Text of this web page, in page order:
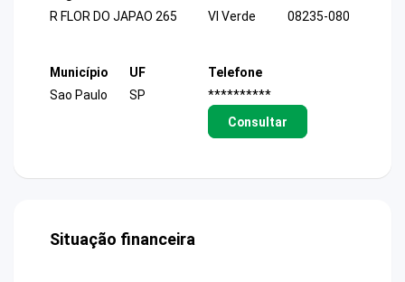
R FLOR DO JAPAO 265
Vl Verde
08235-080
Município
Sao Paulo
UF
SP
Telefone
**********
Consultar
Situação financeira